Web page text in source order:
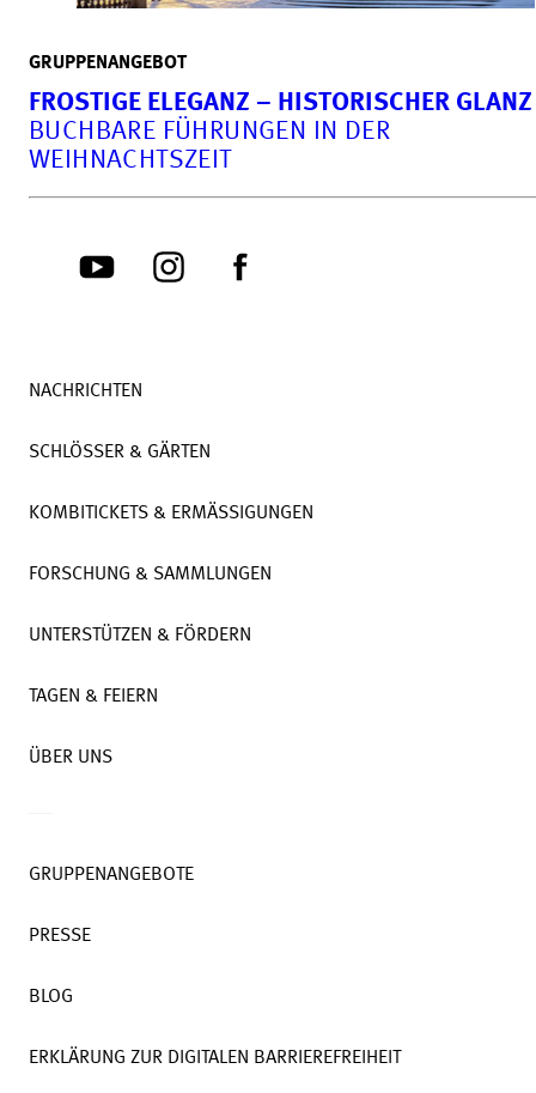
GRUPPENANGEBOT
FROSTIGE ELEGANZ – HISTORISCHER GLANZ
BUCHBARE FÜHRUNGEN IN DER
WEIHNACHTSZEIT
NACHRICHTEN
SCHLÖSSER & GÄRTEN
KOMBITICKETS & ERMÄSSIGUNGEN
FORSCHUNG & SAMMLUNGEN
UNTERSTÜTZEN & FÖRDERN
TAGEN & FEIERN
ÜBER UNS
GRUPPENANGEBOTE
PRESSE
BLOG
ERKLÄRUNG ZUR DIGITALEN BARRIEREFREIHEIT